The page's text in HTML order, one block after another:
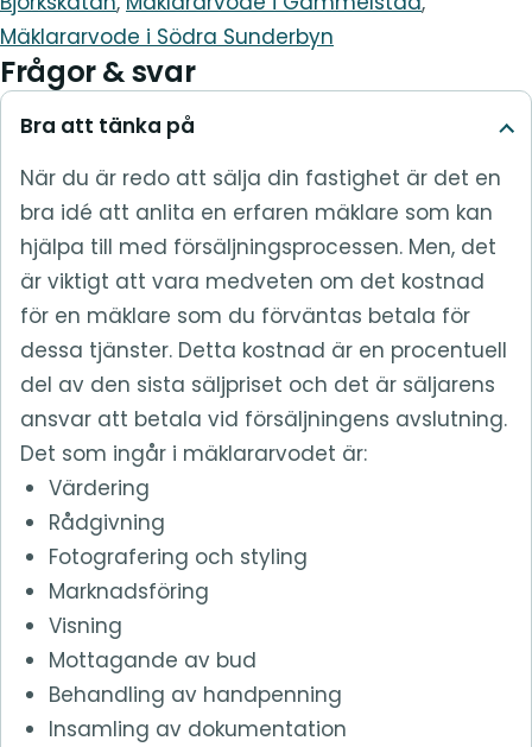
Mäklararvode i Södra Sunderbyn
Frågor & svar
Bra att tänka på
När du är redo att sälja din fastighet är det en
bra idé att anlita en erfaren mäklare som kan
hjälpa till med försäljningsprocessen. Men, det
är viktigt att vara medveten om det kostnad
för en mäklare som du förväntas betala för
dessa tjänster. Detta kostnad är en procentuell
del av den sista säljpriset och det är säljarens
ansvar att betala vid försäljningens avslutning.
Det som ingår i mäklararvodet är:
Värdering
Rådgivning
Fotografering och styling
Marknadsföring
Visning
Mottagande av bud
Behandling av handpenning
Insamling av dokumentation